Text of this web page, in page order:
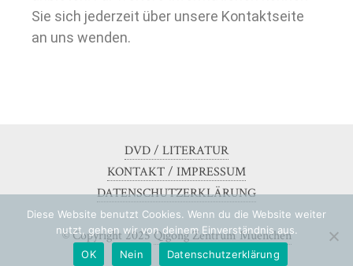
Sie sich jederzeit über unsere Kontaktseite
an uns wenden.
DVD / LITERATUR
KONTAKT / IMPRESSUM
DATENSCHUTZERKLÄRUNG
© Copyright 2025Qigong Zentrum Muenchen
Diese Website benutzt Cookies. Wenn du die Website weiter
nutzt, gehen wir von deinem Einverständnis aus.
OK
Nein Datenschutzerklärung